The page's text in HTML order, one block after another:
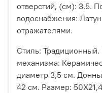
отверстий, (см): 3,5.
водоснабжения:
отражателями.
Стиль:
механизма:
диаметр 3,5 см.
42 см. Размер: